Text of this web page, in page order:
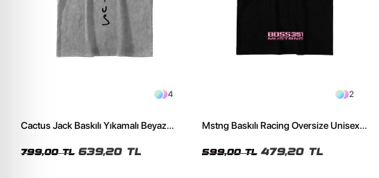
4
Cactus Jack Baskılı Yıkamalı Beyaz
799,00 TL 639,20 TL
2
Mstng Baskılı Racing Oversize Unisex
599,00 TL 479,20 TL